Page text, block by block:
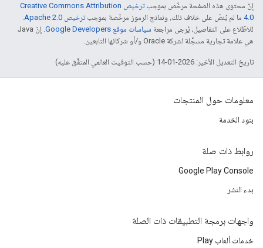
إنّ محتوى هذه الصفحة مرخّص بموجب
ترخيص Creative Commons Attribution
4.0‏ ما لم يُنصّ على خلاف ذلك، ونماذج الرموز مرخّصة بموجبترخيص Apache 2.0‏
.
للاطّلاع على التفاصيل، يُرجى مراجعة سياسات موقع Google Developers‏
. إنّ Java
هي علامة تجارية مسجَّلة لشركة Oracle و/أو شركائها التابعين.
تاريخ التعديل الأخير: 2026-01-14 (حسب التوقيت العالمي المتفَّق عليه)
معلومات حول المنتجات
بنود الخدمة
روابط ذات صلة
Google Play Console
بدء النشر
واجهات برمجة التطبيقات ذات الصلة
خدمات ألعاب Play